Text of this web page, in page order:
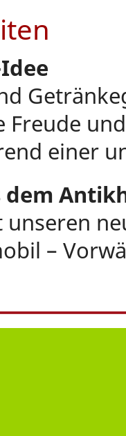
Freude
einer
dem
–